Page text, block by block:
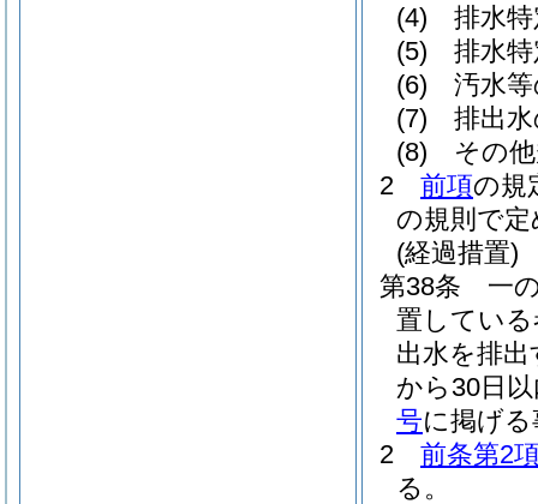
(4)
排水
(5)
排水
(6)
汚水
(7)
排出
(8)
その
2
前項の規
の規則で
(経過措置)
第38条
一
置している
出水を排
から30日
号に掲げ
2
前条第2
る。